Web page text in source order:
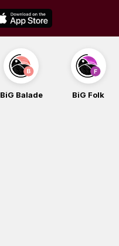
BiG Balade BiG Folk